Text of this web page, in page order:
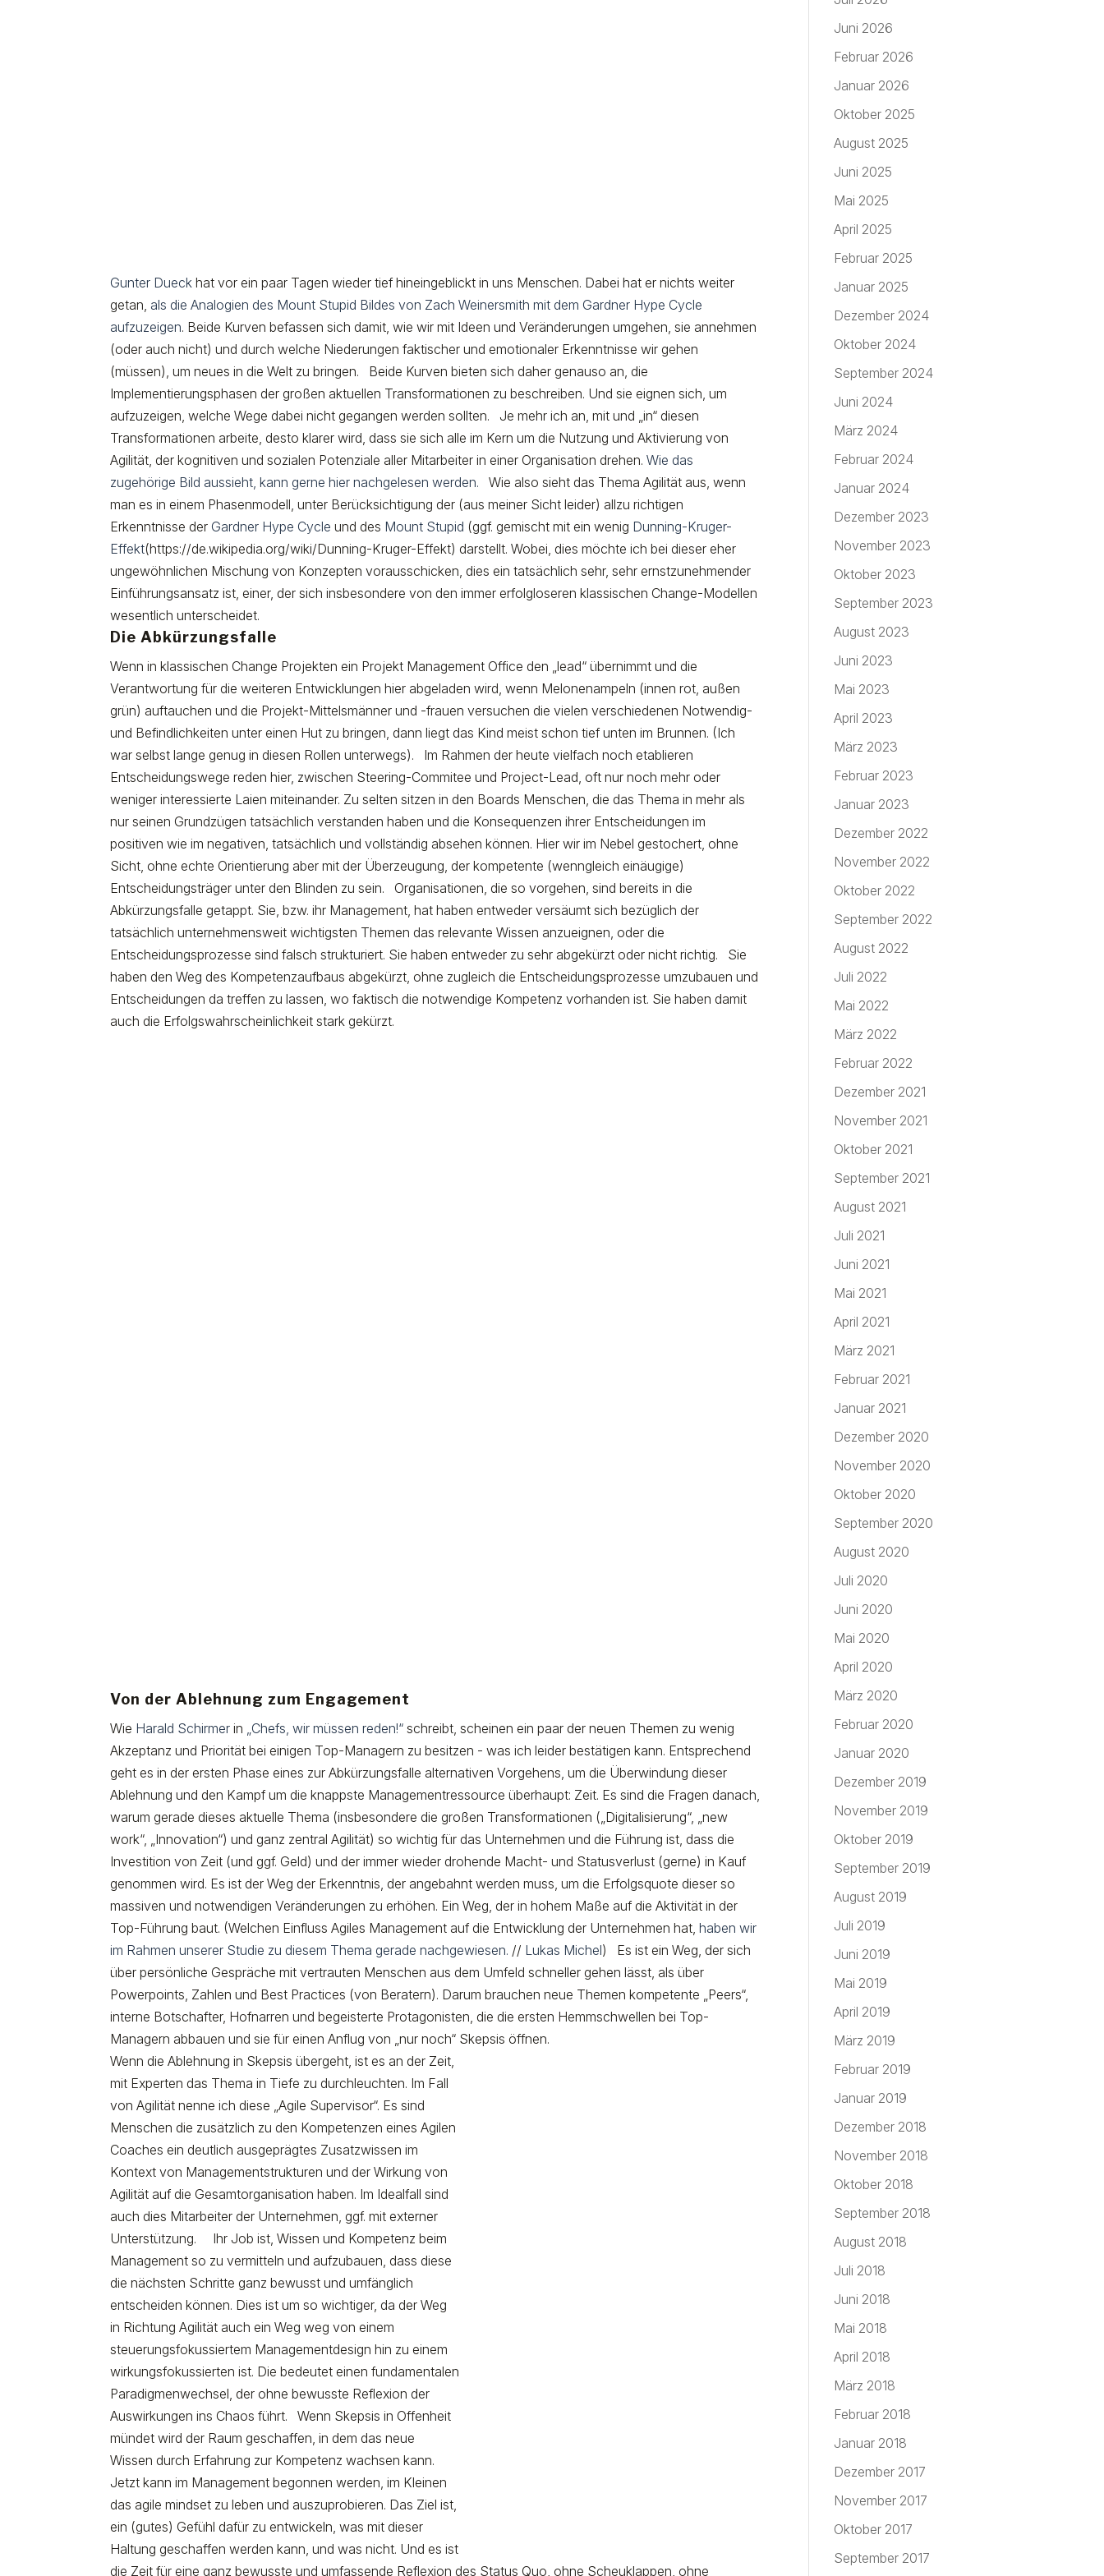
Gunter Dueck hat vor ein paar Tagen wieder tief hineingeblickt in uns Menschen. Dabei hat er nichts weiter
getan, als die Analogien des Mount Stupid Bildes von Zach Weinersmith mit dem Gardner Hype Cycle
aufzuzeigen. Beide Kurven befassen sich damit, wie wir mit Ideen und Veränderungen umgehen, sie annehmen
(oder auch nicht) und durch welche Niederungen faktischer und emotionaler Erkenntnisse wir gehen
(müssen), um neues in die Welt zu bringen. Beide Kurven bieten sich daher genauso an, die
Implementierungsphasen der großen aktuellen Transformationen zu beschreiben. Und sie eignen sich, um
aufzuzeigen, welche Wege dabei nicht gegangen werden sollten. Je mehr ich an, mit und „in“ diesen
Transformationen arbeite, desto klarer wird, dass sie sich alle im Kern um die Nutzung und Aktivierung von
Agilität, der kognitiven und sozialen Potenziale aller Mitarbeiter in einer Organisation drehen.Wie das
zugehörige Bild aussieht, kann gerne hier nachgelesen werden. Wie also sieht das Thema Agilität aus, wenn
man es in einem Phasenmodell, unter Berücksichtigung der (aus meiner Sicht leider) allzu richtigen
Erkenntnisse der Gardner Hype Cycle und des Mount Stupid (ggf. gemischt mit ein wenig Dunning-Kruger-
Effekt(https://de.wikipedia.org/wiki/Dunning-Kruger-Effekt) darstellt. Wobei, dies möchte ich bei dieser eher
ungewöhnlichen Mischung von Konzepten vorausschicken, dies ein tatsächlich sehr, sehr ernstzunehmender
Einführungsansatz ist, einer, der sich insbesondere von den immer erfolgloseren klassischen Change-Modellen
wesentlich unterscheidet.
Die Abkürzungsfalle
Wenn in klassischen Change Projekten ein Projekt Management Office den „lead“ übernimmt und die
Verantwortung für die weiteren Entwicklungen hier abgeladen wird, wenn Melonenampeln (innen rot, außen
grün) auftauchen und die Projekt-Mittelsmänner und -frauen versuchen die vielen verschiedenen Notwendig-
und Befindlichkeiten unter einen Hut zu bringen, dann liegt das Kind meist schon tief unten im Brunnen. (Ich
war selbst lange genug in diesen Rollen unterwegs). Im Rahmen der heute vielfach noch etablieren
Entscheidungswege reden hier, zwischen Steering-Commitee und Project-Lead, oft nur noch mehr oder
weniger interessierte Laien miteinander. Zu selten sitzen in den Boards Menschen, die das Thema in mehr als
nur seinen Grundzügen tatsächlich verstanden haben und die Konsequenzen ihrer Entscheidungen im
positiven wie im negativen, tatsächlich und vollständig absehen können. Hier wir im Nebel gestochert, ohne
Sicht, ohne echte Orientierung aber mit der Überzeugung, der kompetente (wenngleich einäugige)
Entscheidungsträger unter den Blinden zu sein. Organisationen, die so vorgehen, sind bereits in die
Abkürzungsfalle getappt. Sie, bzw. ihr Management, hat haben entweder versäumt sich bezüglich der
tatsächlich unternehmensweit wichtigsten Themen das relevante Wissen anzueignen, oder die
Entscheidungsprozesse sind falsch strukturiert. Sie haben entweder zu sehr abgekürzt oder nicht richtig. Sie
haben den Weg des Kompetenzaufbaus abgekürzt, ohne zugleich die Entscheidungsprozesse umzubauen und
Entscheidungen da treffen zu lassen, wo faktisch die notwendige Kompetenz vorhanden ist. Sie haben damit
auch die Erfolgswahrscheinlichkeit stark gekürzt.
Von der Ablehnung zum Engagement
Wie Harald Schirmer in „Chefs, wir müssen reden!“ schreibt, scheinen ein paar der neuen Themen zu wenig
Akzeptanz und Priorität bei einigen Top-Managern zu besitzen - was ich leider bestätigen kann. Entsprechend
geht es in der ersten Phase eines zur Abkürzungsfalle alternativen Vorgehens, um die Überwindung dieser
Ablehnung und den Kampf um die knappste Managementressource überhaupt: Zeit. Es sind die Fragen danach,
warum gerade dieses aktuelle Thema (insbesondere die großen Transformationen („Digitalisierung“, „new
work“, „Innovation“) und ganz zentral Agilität) so wichtig für das Unternehmen und die Führung ist, dass die
Investition von Zeit (und ggf. Geld) und der immer wieder drohende Macht- und Statusverlust (gerne) in Kauf
genommen wird. Es ist der Weg der Erkenntnis, der angebahnt werden muss, um die Erfolgsquote dieser so
massiven und notwendigen Veränderungen zu erhöhen. Ein Weg, der in hohem Maße auf die Aktivität in der
Top-Führung baut. (Welchen Einfluss Agiles Management auf die Entwicklung der Unternehmen hat,haben wir
im Rahmen unserer Studie zu diesem Thema gerade nachgewiesen. // Lukas Michel) Es ist ein Weg, der sich
über persönliche Gespräche mit vertrauten Menschen aus dem Umfeld schneller gehen lässt, als über
Powerpoints, Zahlen und Best Practices (von Beratern). Darum brauchen neue Themen kompetente „Peers“,
interne Botschafter, Hofnarren und begeisterte Protagonisten, die die ersten Hemmschwellen bei Top-
Managern abbauen und sie für einen Anflug von „nur noch“ Skepsis öffnen.
Wenn die Ablehnung in Skepsis übergeht, ist es an der Zeit,
mit Experten das Thema in Tiefe zu durchleuchten. Im Fall
von Agilität nenne ich diese „Agile Supervisor“. Es sind
Menschen die zusätzlich zu den Kompetenzen eines Agilen
Coaches ein deutlich ausgeprägtes Zusatzwissen im
Kontext von Managementstrukturen und der Wirkung von
Agilität auf die Gesamtorganisation haben. Im Idealfall sind
auch dies Mitarbeiter der Unternehmen, ggf. mit externer
Unterstützung. Ihr Job ist, Wissen und Kompetenz beim
Management so zu vermitteln und aufzubauen, dass diese
die nächsten Schritte ganz bewusst und umfänglich
entscheiden können. Dies ist um so wichtiger, da der Weg
in Richtung Agilität auch ein Weg weg von einem
steuerungsfokussiertem Managementdesign hin zu einem
wirkungsfokussierten ist. Die bedeutet einen fundamentalen
Paradigmenwechsel, der ohne bewusste Reflexion der
Auswirkungen ins Chaos führt. Wenn Skepsis in Offenheit
mündet wird der Raum geschaffen, in dem das neue
Wissen durch Erfahrung zur Kompetenz wachsen kann.
Jetzt kann im Management begonnen werden, im Kleinen
das agile mindset zu leben und auszuprobieren. Das Ziel ist,
ein (gutes) Gefühl dafür zu entwickeln, was mit dieser
Haltung geschaffen werden kann, und was nicht. Und es ist
die Zeit für eine ganz bewusste und umfassende Reflexion des Status Quo, ohne Scheuklappen, ohne
Juni 2026
Februar 2026
Januar 2026
Oktober 2025
August 2025
Juni 2025
Mai 2025
April 2025
Februar 2025
Januar 2025
Dezember 2024
Oktober 2024
September 2024
Juni 2024
März 2024
Februar 2024
Januar 2024
Dezember 2023
November 2023
Oktober 2023
September 2023
August 2023
Juni 2023
Mai 2023
April 2023
März 2023
Februar 2023
Januar 2023
Dezember 2022
November 2022
Oktober 2022
September 2022
August 2022
Juli 2022
Mai 2022
März 2022
Februar 2022
Dezember 2021
November 2021
Oktober 2021
September 2021
August 2021
Juli 2021
Juni 2021
Mai 2021
April 2021
März 2021
Februar 2021
Januar 2021
Dezember 2020
November 2020
Oktober 2020
September 2020
August 2020
Juli 2020
Juni 2020
Mai 2020
April 2020
März 2020
Februar 2020
Januar 2020
Dezember 2019
November 2019
Oktober 2019
September 2019
August 2019
Juli 2019
Juni 2019
Mai 2019
April 2019
März 2019
Februar 2019
Januar 2019
Dezember 2018
November 2018
Oktober 2018
September 2018
August 2018
Juli 2018
Juni 2018
Mai 2018
April 2018
März 2018
Februar 2018
Januar 2018
Dezember 2017
November 2017
Oktober 2017
September 2017